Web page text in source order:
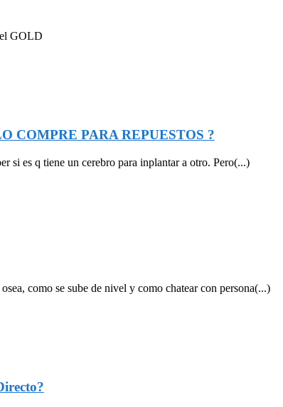
GOLD
COMPRE PARA REPUESTOS ?
si es q tiene un cerebro para inplantar a otro. Pero(...)
como se sube de nivel y como chatear con persona(...)